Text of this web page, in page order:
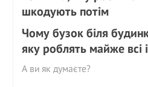
Чому бузок біля
яку роблять майже всі
А ви як думаєте?